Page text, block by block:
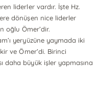
liderler vardır. İşte Hz.
dönüşen nice liderler
oğlu Ömer’dir.
yeryüzüne yaymada iki
ve Ömer’di. Birinci
daha büyük işler yapmasına